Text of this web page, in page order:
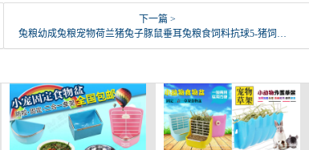
下一篇 >
兔粮幼成兔粮宠物荷兰猪兔子豚鼠垂耳兔粮食饲料抗球5-猪饲料(蓝朋友旗舰店仅售9.02元)